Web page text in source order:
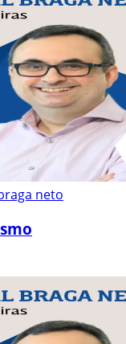
neto